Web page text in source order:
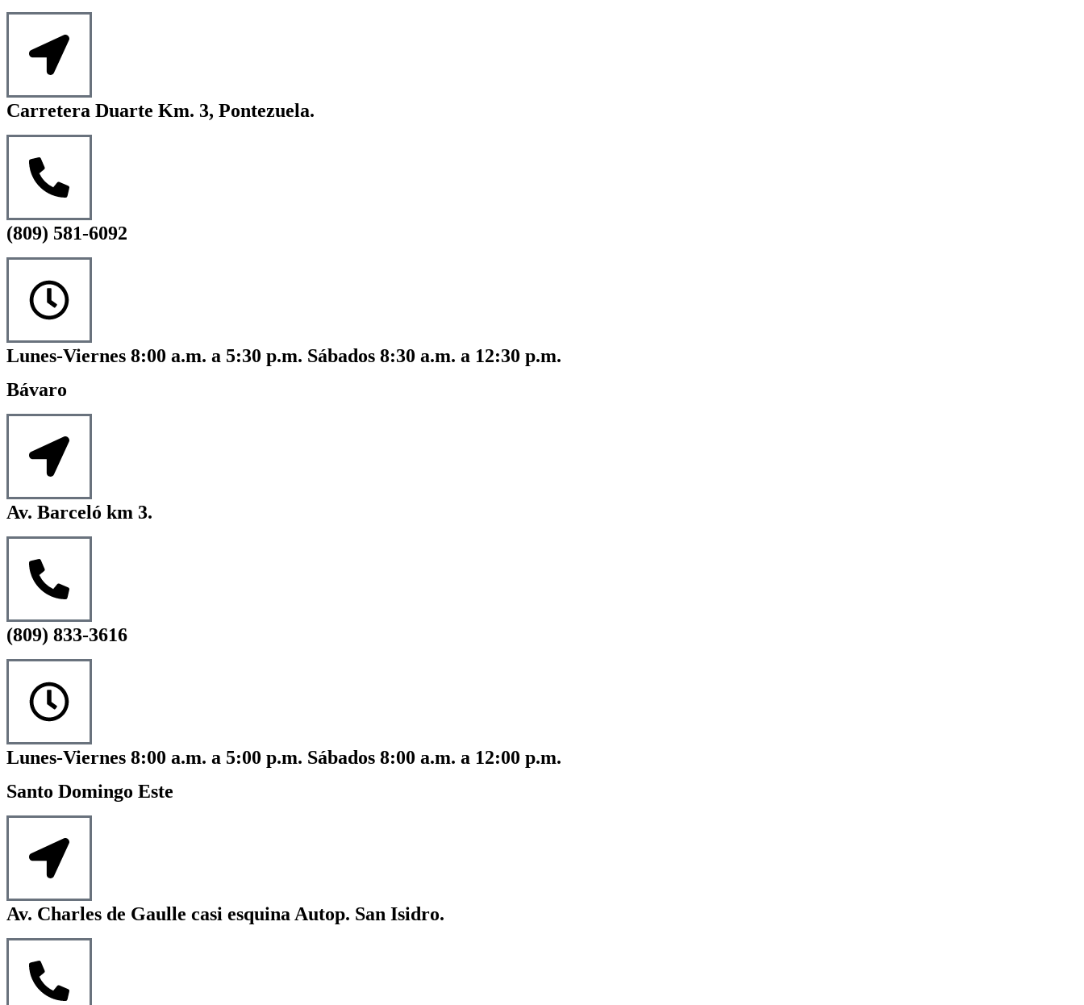
Carretera Duarte Km. 3, Pontezuela.
(809) 581-6092
Lunes-Viernes 8:00 a.m. a 5:30 p.m. Sábados 8:30 a.m. a 12:30 p.m.
Bávaro
Av. Barceló km 3.
(809) 833-3616
Lunes-Viernes 8:00 a.m. a 5:00 p.m. Sábados 8:00 a.m. a 12:00 p.m.
Santo Domingo Este
Av. Charles de Gaulle casi esquina Autop. San Isidro.